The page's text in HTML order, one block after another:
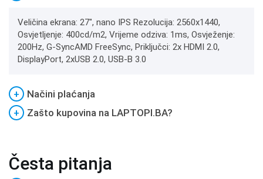
Veličina ekrana: 27", nano IPS Rezolucija: 2560x1440,
Osvjetljenje: 400cd/m2, Vrijeme odziva: 1ms, Osvježenje:
200Hz, G-SyncAMD FreeSync, Priključci: 2x HDMI 2.0,
DisplayPort, 2xUSB 2.0, USB-B 3.0
+
Načini plaćanja
+
Zašto kupovina na LAPTOPI.BA?
Česta pitanja